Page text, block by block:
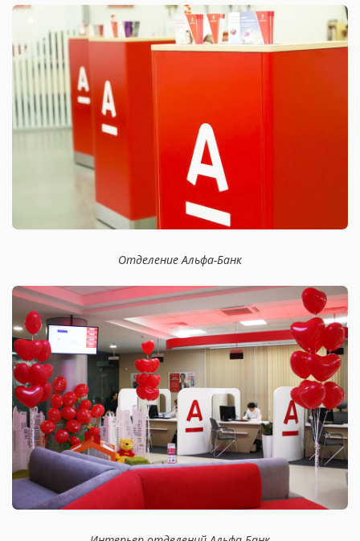
Отделение Альфа-Банк